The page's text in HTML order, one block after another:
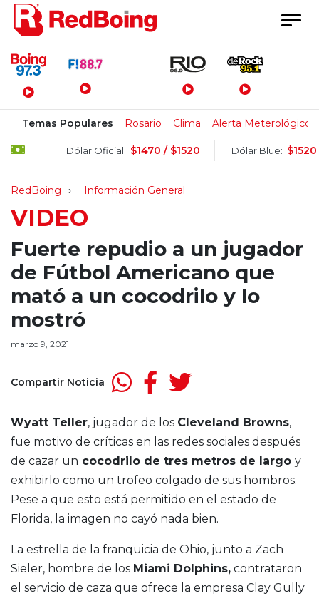
Menú Principal
Temas Populares Rosario Clima Alerta Meterológico
Dólar Oficial: $1470 / $1520 Dólar Blue: $1520 /
RedBoing Información General
VIDEO
Fuerte repudio a un jugador
de Fútbol Americano que
mató a un cocodrilo y lo
mostró
marzo 9, 2021
Compartir Noticia
Wyatt Teller, jugador de los Cleveland Browns,
fue motivo de críticas en las redes sociales después
de cazar un cocodrilo de tres metros de largo y
exhibirlo como un trofeo colgado de sus hombros.
Pese a que esto está permitido en el estado de
Florida, la imagen no cayó nada bien.
La estrella de la franquicia de Ohio, junto a Zach
Sieler, hombre de los Miami Dolphins, contrataron
el servicio de caza que ofrece la empresa Clay Gully